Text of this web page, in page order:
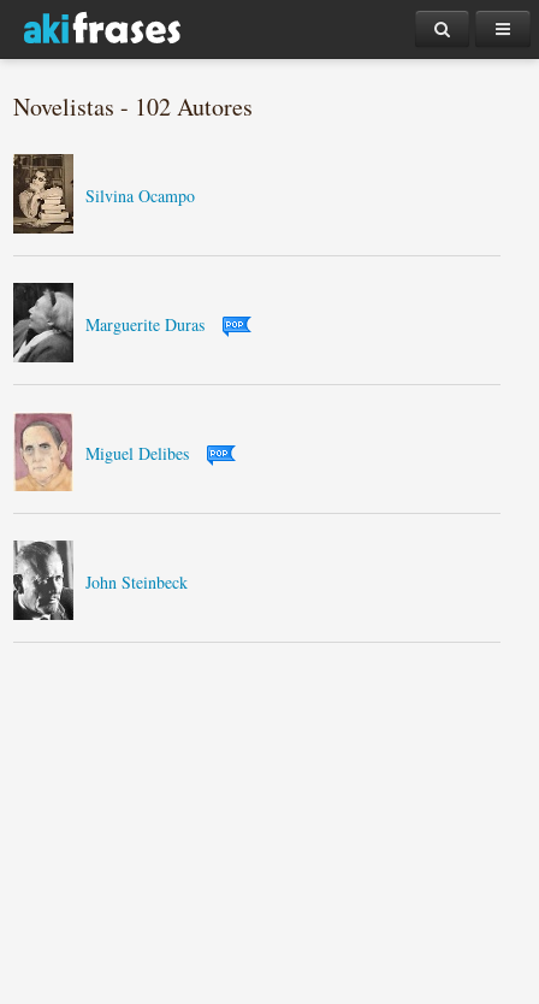
Novelistas - 102 Autores
Silvina Ocampo
Marguerite Duras
Miguel Delibes
John Steinbeck